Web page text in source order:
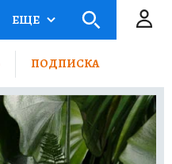
ЕЩЕ
ПОДПИСКА